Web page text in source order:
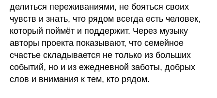
делиться переживаниями, не бояться своих
чувств и знать, что рядом всегда есть человек,
который поймёт и поддержит. Через музыку
авторы проекта показывают, что семейное
счастье складывается не только из больших
событий, но и из ежедневной заботы, добрых
слов и внимания к тем, кто рядом.